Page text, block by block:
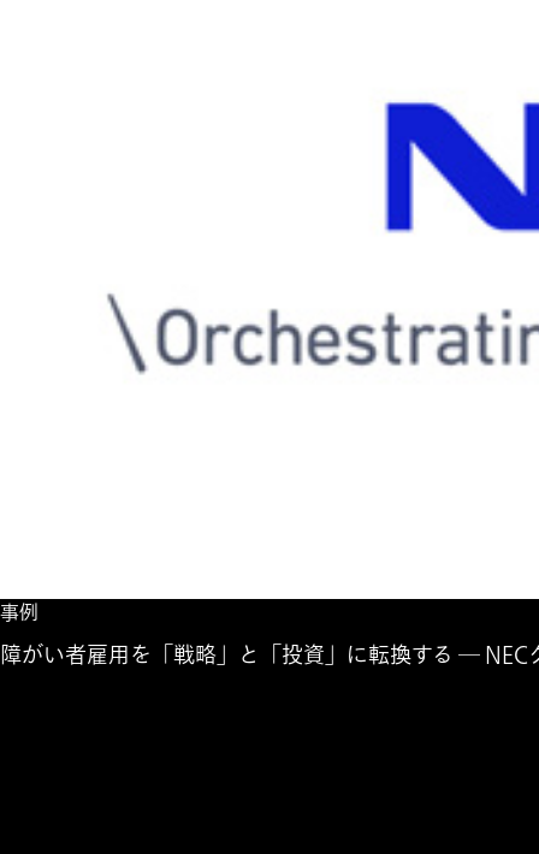
事例
障がい者雇用を「戦略」と「投資」に転換する ―